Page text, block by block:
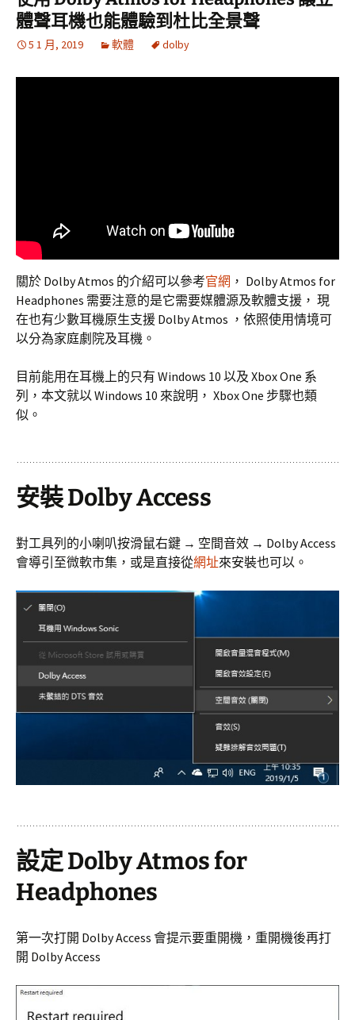
體聲耳機也能體驗到杜比全景聲
5 1 月, 2019 軟體 dolby
關於 Dolby Atmos 的介紹可以參考官網 ， Dolby Atmos for
Headphones 需要注意的是它需要媒體源及軟體支援， 現
在也有少數耳機原生支援 Dolby Atmos ，依照使用情境可
以分為家庭劇院及耳機。
目前能用在耳機上的只有 Windows 10 以及 Xbox One 系
列，本文就以 Windows 10 來說明， Xbox One 步驟也類
似。
安裝 Dolby Access
對工具列的小喇叭按滑鼠右鍵 → 空間音效 → Dolby Access
會導引至微軟市集，或是直接從網址來安裝也可以。
設定 Dolby Atmos for
Headphones
第一次打開 Dolby Access 會提示要重開機，重開機後再打
開 Dolby Access